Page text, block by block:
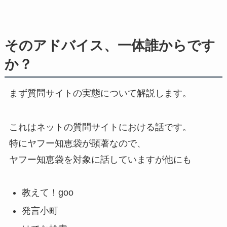
そのアドバイス、一体誰からです
か？
まず質問サイトの実態について解説します。
これはネットの質問サイトにおける話です。
特にヤフー知恵袋が顕著なので、
ヤフー知恵袋を対象に話していますが他にも
教えて！goo
発言小町